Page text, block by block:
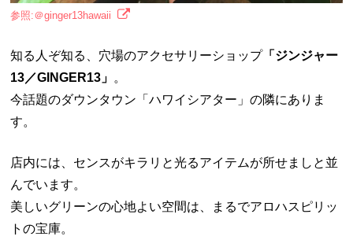
参照:＠ginger13hawaii
知る人ぞ知る、穴場のアクセサリーショップ「ジンジャー
13／GINGER13」 。
今話題のダウンタウン「ハワイシアター」の隣にありま
す。
店内には、センスがキラリと光るアイテムが所せましと並
んでいます。
美しいグリーンの心地よい空間は、まるでアロハスピリッ
トの宝庫。